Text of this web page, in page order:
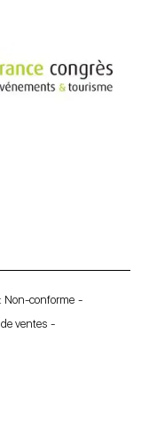
Non-conforme
ventes